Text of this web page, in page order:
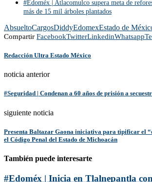
#Edoméx | Atlacomulco supera meta de
más de 15 mil árboles plantados
AbsueltoCargosDiddyEdomexEstado de
Compartir FacebookTwitterLinkedinWhatsapp
Redacción Ultra Estado México
noticia anterior
#Seguridad | Condenan a 60 años de prisión a
siguiente noticia
Presenta Baltazar Gaona iniciativa para tipificar el
el Código Penal del Estado de Michoacán
También puede interesarte
#Edoméx | Inicia en Tlalnepantla